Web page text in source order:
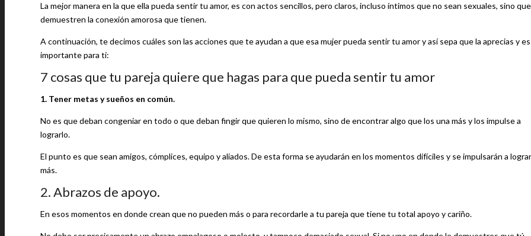
La mejor manera en la que ella pueda sentir tu amor, es con actos sencillos, pero claros, incluso íntimos que no sean sexuales, sino que
demuestren la conexión amorosa que tienen.
A continuación, te decimos cuáles son las acciones que te ayudan a que esa mujer pueda sentir tu amor y así sepa que la aprecias y es
importante para ti:
7 cosas que tu pareja quiere que hagas para que pueda sentir tu amor
1. Tener metas y sueños en común.
No es que deban congeniar en todo o que deban fingir que quieren lo mismo, sino de encontrar algo que los una más y los impulse a
lograrlo.
El punto es que sean amigos, cómplices, equipo y aliados. De esta forma se ayudarán en los momentos difíciles y se impulsarán a lograr
más.
2. Abrazos de apoyo.
En esos momentos en donde crean que no pueden más o para recordarle a tu pareja que tiene tu total apoyo y cariño.